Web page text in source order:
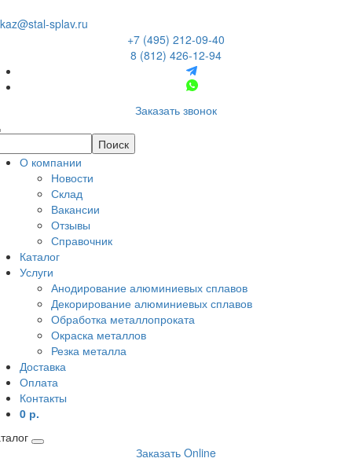
splav.ru
+7 (495) 212-09-40
8 (812) 426-12-94
Заказать звонок
О компании
Новости
Склад
Вакансии
Отзывы
Справочник
Каталог
Услуги
Анодирование алюминиевых сплавов
Декорирование алюминиевых сплавов
Обработка металлопроката
Окраска металлов
Резка металла
Доставка
Оплата
Контакты
0 р.
Заказать Online